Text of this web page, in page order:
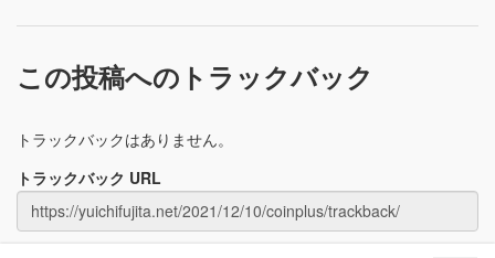
この投稿へのトラックバック
トラックバックはありません。
トラックバック URL